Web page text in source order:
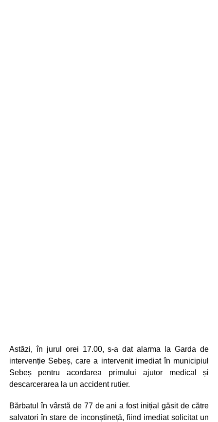
Astăzi, în jurul orei 17.00, s-a dat alarma la Garda de
intervenție Sebeș, care a intervenit imediat în municipiul
Sebeș pentru acordarea primului ajutor medical și
descarcerarea la un accident rutier.
Bărbatul în vârstă de 77 de ani a fost inițial găsit de către
salvatori în stare de inconștineță, fiind imediat solicitat un